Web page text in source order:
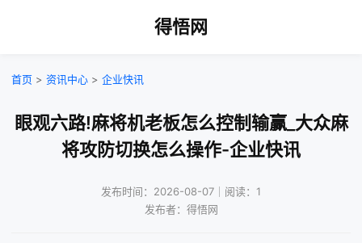
得悟网
首页 > 资讯中心 > 企业快讯
眼观六路!麻将机老板怎么控制输赢_大众麻
将攻防切换怎么操作-企业快讯
发布时间：2026-08-07｜阅读：1
发布者：得悟网